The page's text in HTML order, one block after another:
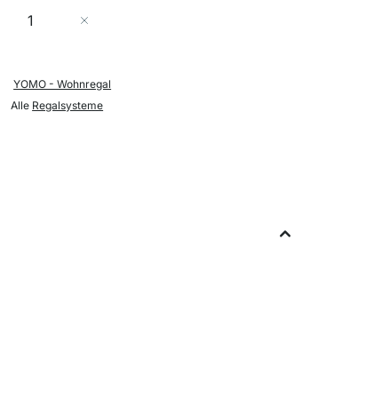
Menge
YOMO - Wohnregal
Alle Regalsysteme